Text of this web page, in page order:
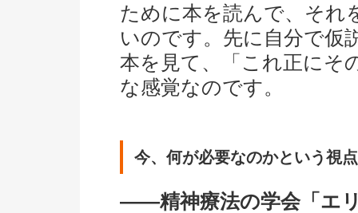
ために本を読んで、それ
いのです。先に自分で仮
本を見て、「これ正にそ
な感覚なのです。
今、何が必要なのかという視点
――精神療法の学会「エ